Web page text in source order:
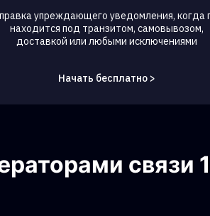
упреждающего уведомления, когда
находится под транзитом, самовывозом,
доставкой или любыми исключениями
Начать бесплатно >
связи